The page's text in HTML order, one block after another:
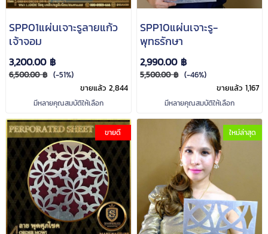
SPP01แผ่นเจาะรูลายแก้ว
เจ้าจอม
3,200.00 ฿
6,500.00 ฿ (-51%)
ขายแล้ว 2,844
มีหลายคุณสมบัติให้เลือก
SPP10แผ่นเจาะรู-
พุทธรักษา
2,990.00 ฿
5,500.00 ฿ (-46%)
ขายแล้ว 1,167
มีหลายคุณสมบัติให้เลือก
ขายดี ใหม่ล่าสุด